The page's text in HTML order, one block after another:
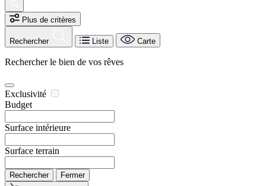
Plus de critères
Rechercher Liste Carte
Rechercher le bien de vos rêves
Exclusivité
Budget
Surface intérieure
Surface terrain
Rechercher Fermer